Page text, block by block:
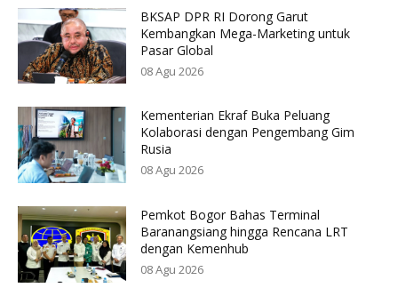
BKSAP DPR RI Dorong Garut
Kembangkan Mega-Marketing untuk
Pasar Global
08 Agu 2026
Kementerian Ekraf Buka Peluang
Kolaborasi dengan Pengembang Gim
Rusia
08 Agu 2026
Pemkot Bogor Bahas Terminal
Baranangsiang hingga Rencana LRT
dengan Kemenhub
08 Agu 2026